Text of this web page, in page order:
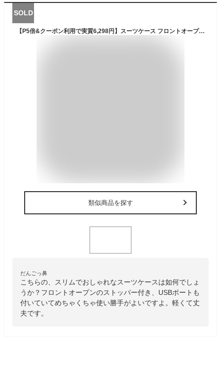
SOLD
【P5倍&クーポン利用で実質6,298円】スーツケース フロントオープン ストッパー キャリーバッグ キャリーケース Mサイズ ストッパー付き USBポート カップホルダー付き Lサイズ ドリンクホルダー Sサイズ 前開き 電車 4～7日用 中型 一年保証 TSAロック suitcase T7077
類似商品を探す
だんごっ鼻
こちらの、スリムでおしゃれなスーツケースは如何でしょ
うか？フロントオープンのストッパー付き、USBポートも
付いていてめちゃくちゃ使い勝手がよいですよ。軽くて丈
夫です。